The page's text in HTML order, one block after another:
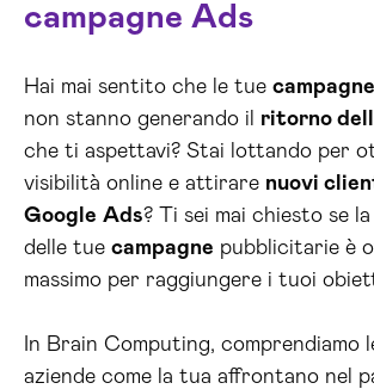
campagne Ads
Hai mai sentito che le tue campagne
non stanno generando il ritorno
che ti aspettavi? Stai lottando per
visibilità online e attirare nuovi
Google Ads? Ti sei mai chiesto se la
delle tue campagne pubblicitarie è
massimo per raggiungere i tuoi
In Brain Computing, comprendiamo
aziende come la tua affrontano nel